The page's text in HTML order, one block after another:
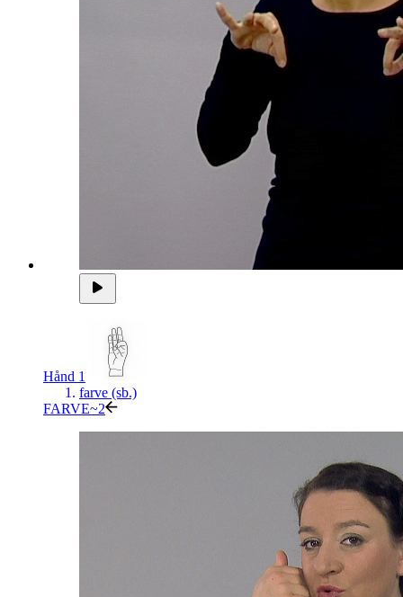
Hånd 1
farve (sb.)
FARVE~2